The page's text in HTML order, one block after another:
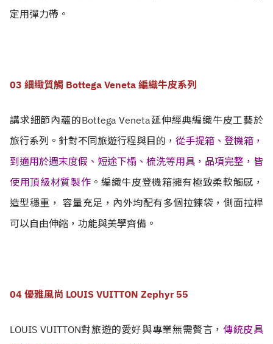
定用彈力帶。
03 細緻質觸 Bottega Veneta 編織牛皮系列
講求細節內蘊的Bottega Veneta延伸經典編織牛皮工藝於
旅行系列。針對不同旅遊行程與目的， 從手提箱、登機箱，
到適用於週末度假、短途下榻、梳洗等用具，品項完整，皆
使用頂級材質製作 。編織牛皮登機箱擁有極致柔軟觸感，
造型穩重， 容量充足，內外均配有多個拉鍊袋，側面拉桿
可以自由伸縮，功能與美學齊備。
04 優雅風尚 LOUIS VUITTON Zephyr 55
LOUIS VUITTON對旅遊的愛好與專業無需贅言，傳統皮具